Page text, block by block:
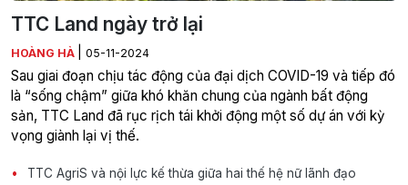
TTC Land ngày trở lại
HOÀNG HÀ 05-11-2024
Sau giai đoạn chịu tác động của đại dịch COVID-19 và tiếp đó
là “sống chậm” giữa khó khăn chung của ngành bất động
sản, TTC Land đã rục rịch tái khởi động một số dự án với kỳ
vọng giành lại vị thế.
TTC AgriS và nội lực kế thừa giữa hai thế hệ nữ lãnh đạo